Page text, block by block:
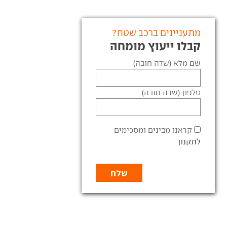
ריסוק: יונדאי מאכזבת,
מרשימות ויש גם
עם סדאן גדולה וקרוסאובר
מרשים - אקספנג הגיעה
מתעניינים ברכב שטח?
קבלו ייעוץ מומחה
שם מלא (שדה חובה)
טלפון (שדה חובה)
קראנו מבינים ומסכימים
לתקנון